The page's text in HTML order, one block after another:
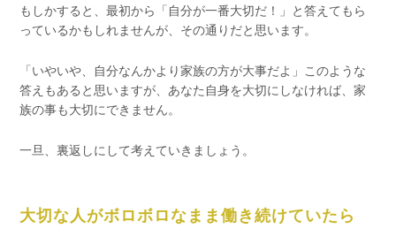
もしかすると、最初から「自分が一番大切だ！」と答えてもら
っているかもしれませんが、その通りだと思います。
「いやいや、自分なんかより家族の方が大事だよ」このような
答えもあると思いますが、あなた自身を大切にしなければ、家
族の事も大切にできません。
一旦、裏返しにして考えていきましょう。
大切な人がボロボロなまま働き続けていたら